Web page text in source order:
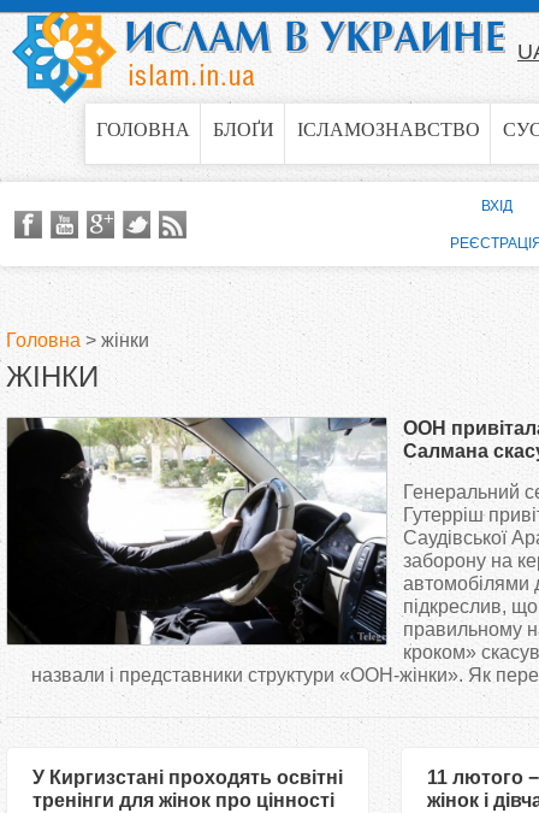
Jump to navigation
ГОЛОВНА БЛОҐИ ІСЛАМОЗНАВСТВО
В
и
у
Головна > жінки
ЖІНКИ
ООН
Салмана
жінкам
Генеральний
Гутерріш
Саудівської
заборону на
автомобілями
підкреслив,
правильному
кроком»
назвали і представники структури «ООН-жінки». Як
У Киргизстані проходять освітні
тренінги для жінок про цінності
11 лютого
жінок і
ВХІД